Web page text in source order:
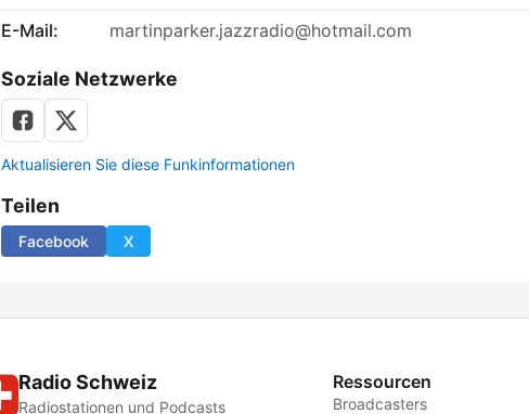
E-Mail:
martinparker.jazzradio@hotmail.com
Soziale Netzwerke
Aktualisieren Sie diese Funkinformationen
Teilen
Facebook X
Radio Schweiz
Radiostationen und Podcasts
Ressourcen
Broadcasters